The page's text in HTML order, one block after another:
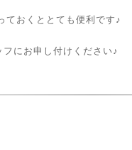
ておくととても便利です♪
にお申し付けください♪